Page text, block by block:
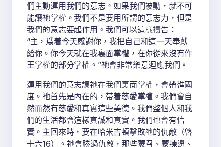
們主動運用我們的意志。如果我們被動，就不可
能讓祂掌權。我們不是要用所謂的意志力，但是
我們的意志要起作用。我們可以這樣禱告：
“主，爲着今天感謝你，我把自己和這一天奉獻
給你。你今天就在我裏面掌權，在你從來沒有作
王掌權的部分掌權。”祂會非常樂意迴應我們。
運用我們的意志讓祂在我們裏面掌權，會帶進國
度。祂首先是內在的，帶着慈愛掌權。我們會自
然而然有慈愛和真實這些美德。我們整個人和我
們的生活都會這樣真誠和真實。我們也會有信
實。主回來時，要在哈米吉頓擊敗祂的仇敵（啓
十六16）。祂會勝過仇敵，那些蒙召、蒙揀選、